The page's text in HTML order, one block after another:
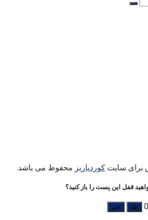
برای سایت کوردپاریز محفوظ می باشد.
قفل این پست را باز کنید؟
بله خیر